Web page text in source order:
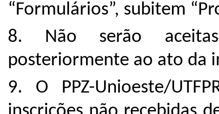
“Formulários”, subitem
8. Não serão
posteriormente ao ato da
9. O PPZ-Unioeste/